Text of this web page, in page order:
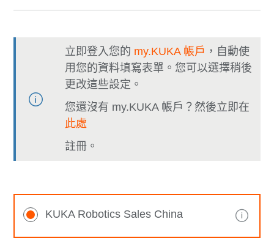
立即登入您的 my.KUKA 帳戶 ，自動使
用您的資料填寫表單。您可以選擇稍後
更改這些設定。
您還沒有 my.KUKA 帳戶？然後立即在
此處
註冊。
KUKA Robotics Sales China